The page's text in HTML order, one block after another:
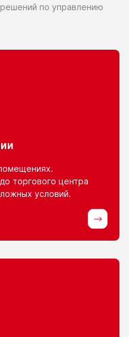
по управлению
до торгового центра
условий.